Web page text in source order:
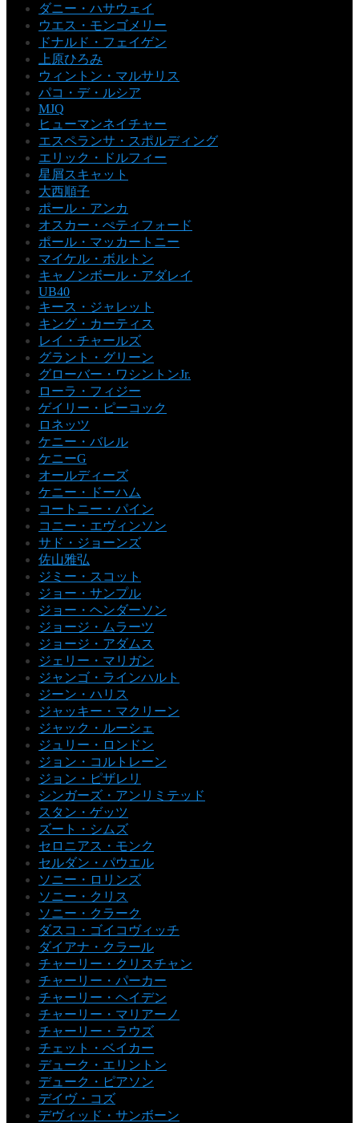
ダニー・ハサウェイ
ウエス・モンゴメリー
ドナルド・フェイゲン
上原ひろみ
ウィントン・マルサリス
パコ・デ・ルシア
MJQ
ヒューマンネイチャー
エスペランサ・スポルディング
エリック・ドルフィー
星屑スキャット
大西順子
ポール・アンカ
オスカー・ぺティフォード
ポール・マッカートニー
マイケル・ボルトン
キャノンボール・アダレイ
UB40
キース・ジャレット
キング・カーティス
レイ・チャールズ
グラント・グリーン
グローバー・ワシントンJr.
ローラ・フィジー
ゲイリー・ピーコック
ロネッツ
ケニー・バレル
ケニーG
オールディーズ
ケニー・ドーハム
コートニー・パイン
コニー・エヴィンソン
サド・ジョーンズ
佐山雅弘
ジミー・スコット
ジョー・サンプル
ジョー・ヘンダーソン
ジョージ・ムラーツ
ジョージ・アダムス
ジェリー・マリガン
ジャンゴ・ラインハルト
ジーン・ハリス
ジャッキー・マクリーン
ジャック・ルーシェ
ジュリー・ロンドン
ジョン・コルトレーン
ジョン・ピザレリ
シンガーズ・アンリミテッド
スタン・ゲッツ
ズート・シムズ
セロニアス・モンク
セルダン・パウエル
ソニー・ロリンズ
ソニー・クリス
ソニー・クラーク
ダスコ・ゴイコヴィッチ
ダイアナ・クラール
チャーリー・クリスチャン
チャーリー・パーカー
チャーリー・ヘイデン
チャーリー・マリアーノ
チャーリー・ラウズ
チェット・ベイカー
デューク・エリントン
デューク・ピアソン
デイヴ・コズ
デヴィッド・サンボーン